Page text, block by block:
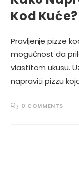
Kod Kuće?
Pravljenje pizze
mogućnost da
vlastitom ukusu.
napraviti pizzu
0 COMMENTS